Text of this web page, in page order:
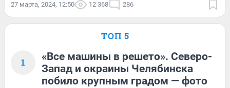
27 марта, 2024, 12:50 12 368 286
ТОП 5
1
«Все машины в решето». Северо-
Запад и окраины Челябинска
побило крупным градом — фото